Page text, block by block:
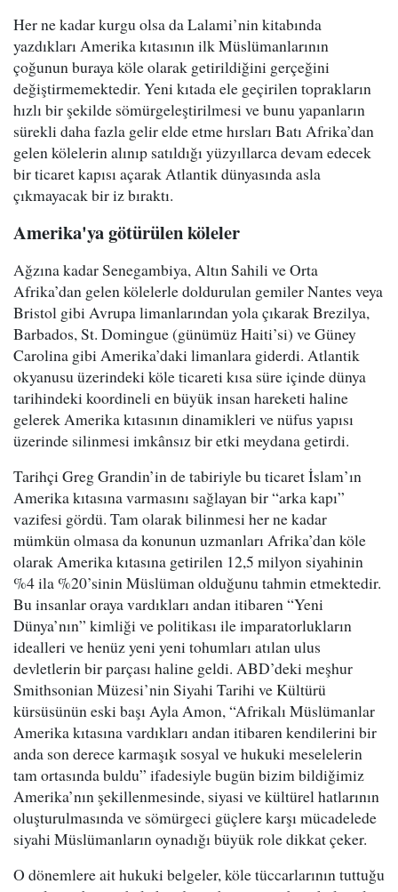
Her ne kadar kurgu olsa da Lalami’nin kitabında
yazdıkları Amerika kıtasının ilk Müslümanlarının
çoğunun buraya köle olarak getirildiğini gerçeğini
değiştirmemektedir. Yeni kıtada ele geçirilen toprakların
hızlı bir şekilde sömürgeleştirilmesi ve bunu yapanların
sürekli daha fazla gelir elde etme hırsları Batı Afrika’dan
gelen kölelerin alınıp satıldığı yüzyıllarca devam edecek
bir ticaret kapısı açarak Atlantik dünyasında asla
çıkmayacak bir iz bıraktı.
Amerika'ya götürülen köleler
Ağzına kadar Senegambiya, Altın Sahili ve Orta
Afrika’dan gelen kölelerle doldurulan gemiler Nantes veya
Bristol gibi Avrupa limanlarından yola çıkarak Brezilya,
Barbados, St. Domingue (günümüz Haiti’si) ve Güney
Carolina gibi Amerika’daki limanlara giderdi. Atlantik
okyanusu üzerindeki köle ticareti kısa süre içinde dünya
tarihindeki koordineli en büyük insan hareketi haline
gelerek Amerika kıtasının dinamikleri ve nüfus yapısı
üzerinde silinmesi imkânsız bir etki meydana getirdi.
Tarihçi Greg Grandin’in de tabiriyle bu ticaret İslam’ın
Amerika kıtasına varmasını sağlayan bir “arka kapı”
vazifesi gördü. Tam olarak bilinmesi her ne kadar
mümkün olmasa da konunun uzmanları Afrika’dan köle
olarak Amerika kıtasına getirilen 12,5 milyon siyahinin
%4 ila %20’sinin Müslüman olduğunu tahmin etmektedir.
Bu insanlar oraya vardıkları andan itibaren “Yeni
Dünya’nın” kimliği ve politikası ile imparatorlukların
idealleri ve henüz yeni yeni tohumları atılan ulus
devletlerin bir parçası haline geldi. ABD’deki meşhur
Smithsonian Müzesi’nin Siyahi Tarihi ve Kültürü
kürsüsünün eski başı Ayla Amon, “Afrikalı Müslümanlar
Amerika kıtasına vardıkları andan itibaren kendilerini bir
anda son derece karmaşık sosyal ve hukuki meselelerin
tam ortasında buldu” ifadesiyle bugün bizim bildiğimiz
Amerika’nın şekillenmesinde, siyasi ve kültürel hatlarının
oluşturulmasında ve sömürgeci güçlere karşı mücadelede
siyahi Müslümanların oynadığı büyük role dikkat çeker.
O dönemlere ait hukuki belgeler, köle tüccarlarının tuttuğu